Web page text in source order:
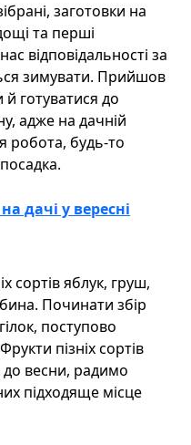
заготовки на
та перші
відповідальності за
зимувати. Прийшов
й готуватися до
адже на дачній
робота, будь-то
дачі у вересні
сортів яблук, груш,
Починати збір
поступово
пізніх сортів
до весни, радимо
підходяще місце